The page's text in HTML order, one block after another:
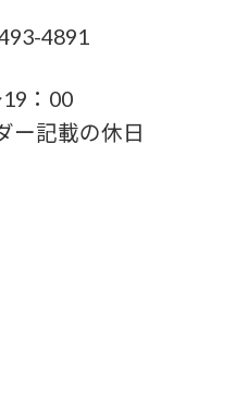
4891
：00
ー記載の休日